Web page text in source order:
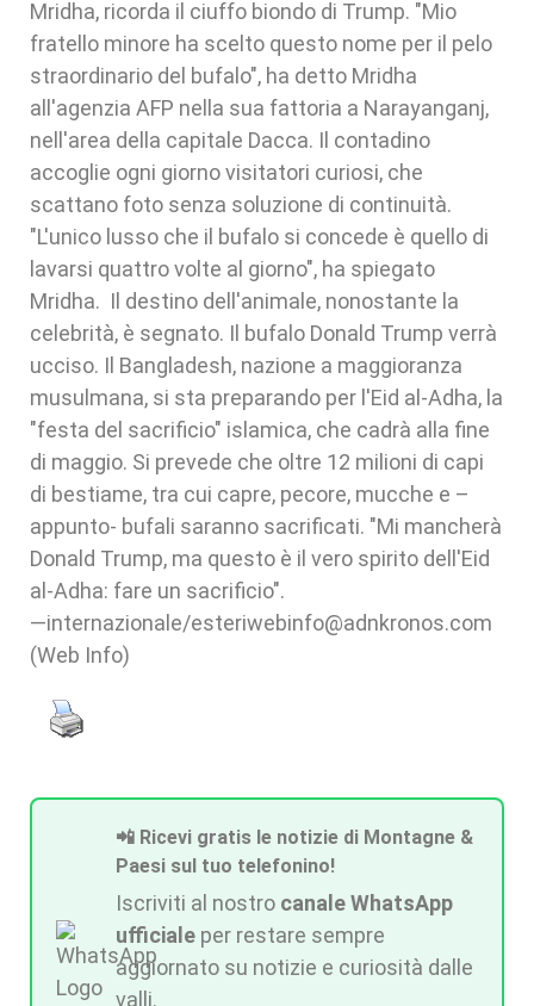
Mridha, ricorda il ciuffo biondo di Trump. "Mio
fratello minore ha scelto questo nome per il pelo
straordinario del bufalo", ha detto Mridha
all'agenzia AFP nella sua fattoria a Narayanganj,
nell'area della capitale Dacca. Il contadino
accoglie ogni giorno visitatori curiosi, che
scattano foto senza soluzione di continuità.
"L'unico lusso che il bufalo si concede è quello di
lavarsi quattro volte al giorno", ha spiegato
Mridha. Il destino dell'animale, nonostante la
celebrità, è segnato. Il bufalo Donald Trump verrà
ucciso. Il Bangladesh, nazione a maggioranza
musulmana, si sta preparando per l'Eid al-Adha, la
"festa del sacrificio" islamica, che cadrà alla fine
di maggio. Si prevede che oltre 12 milioni di capi
di bestiame, tra cui capre, pecore, mucche e –
appunto- bufali saranno sacrificati. "Mi mancherà
Donald Trump, ma questo è il vero spirito dell'Eid
al-Adha: fare un sacrificio".
—internazionale/esteriwebinfo@adnkronos.com
(Web Info)
📲 Ricevi gratis le notizie di Montagne &
Paesi sul tuo telefonino!
Iscriviti al nostro canale WhatsApp
ufficiale per restare sempre
aggiornato su notizie e curiosità dalle
valli.